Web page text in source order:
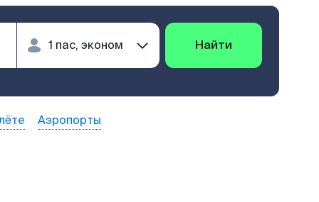
Найти
Аэропорты